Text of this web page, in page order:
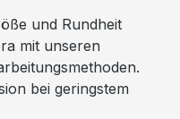
und Rundheit
mit unseren
bei geringstem